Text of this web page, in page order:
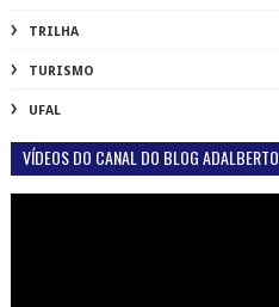
TRILHA
TURISMO
UFAL
VÍDEOS DO CANAL DO BLOG